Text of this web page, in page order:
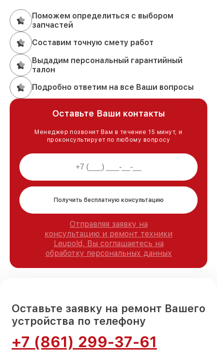
Поможем определиться с выбором
запчастей
Составим точную смету работ
Выдадим персональный гарантийный
талон
Подробно ответим на все Ваши вопросы
Оставьте Ваши контакты
Менеджер позвонит Вам в течение 15 минут, и
проконсультирует по любому вопросу
Получить бесплатную консультацию
Отправляя заявку на
консультацию и ремонт техники
Leupold, Вы соглашаетесь на
обработку персональных данных
Оставьте заявку на ремонт Вашего
устройства по телефону
+7 (861) 299-37-61